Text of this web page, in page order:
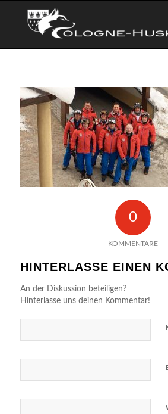
0
KOMMENTARE
HINTERLASSE EINEN
An der Diskussion beteiligen?
Hinterlasse uns deinen Kommentar!